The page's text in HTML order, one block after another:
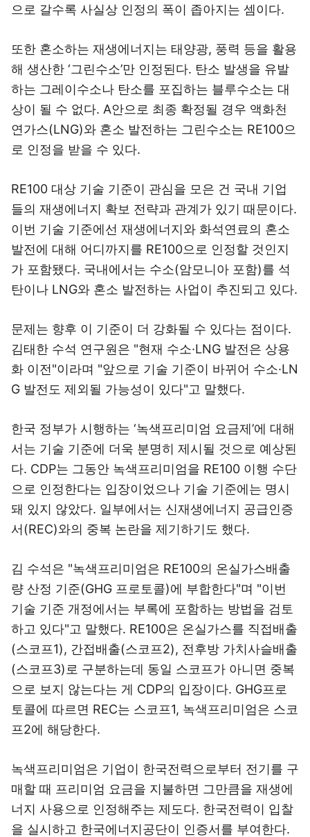
으로 갈수록 사실상 인정의 폭이 좁아지는 셈이다.
또한 혼소하는 재생에너지는 태양광, 풍력 등을 활용
해 생산한 ‘그린수소’만 인정된다. 탄소 발생을 유발
하는 그레이수소나 탄소를 포집하는 블루수소는 대
상이 될 수 없다. A안으로 최종 확정될 경우 액화천
연가스(LNG)와 혼소 발전하는 그린수소는 RE100으
로 인정을 받을 수 있다.
RE100 대상 기술 기준이 관심을 모은 건 국내 기업
들의 재생에너지 확보 전략과 관계가 있기 때문이다.
이번 기술 기준에선 재생에너지와 화석연료의 혼소
발전에 대해 어디까지를 RE100으로 인정할 것인지
가 포함됐다. 국내에서는 수소(암모니아 포함)를 석
탄이나 LNG와 혼소 발전하는 사업이 추진되고 있다.
문제는 향후 이 기준이 더 강화될 수 있다는 점이다.
김태한 수석 연구원은 "현재 수소·LNG 발전은 상용
화 이전"이라며 "앞으로 기술 기준이 바뀌어 수소·LN
G 발전도 제외될 가능성이 있다"고 말했다.
한국 정부가 시행하는 ‘녹색프리미엄 요금제’에 대해
서는 기술 기준에 더욱 분명히 제시될 것으로 예상된
다. CDP는 그동안 녹색프리미엄을 RE100 이행 수단
으로 인정한다는 입장이었으나 기술 기준에는 명시
돼 있지 않았다. 일부에서는 신재생에너지 공급인증
서(REC)와의 중복 논란을 제기하기도 했다.
김 수석은 "녹색프리미엄은 RE100의 온실가스배출
량 산정 기준(GHG 프로토콜)에 부합한다"며 "이번
기술 기준 개정에서는 부록에 포함하는 방법을 검토
하고 있다"고 말했다. RE100은 온실가스를 직접배출
(스코프1), 간접배출(스코프2), 전후방 가치사슬배출
(스코프3)로 구분하는데 동일 스코프가 아니면 중복
으로 보지 않는다는 게 CDP의 입장이다. GHG프로
토콜에 따르면 REC는 스코프1, 녹색프리미엄은 스코
프2에 해당한다.
녹색프리미엄은 기업이 한국전력으로부터 전기를 구
매할 때 프리미엄 요금을 지불하면 그만큼을 재생에
너지 사용으로 인정해주는 제도다. 한국전력이 입찰
을 실시하고 한국에너지공단이 인증서를 부여한다.